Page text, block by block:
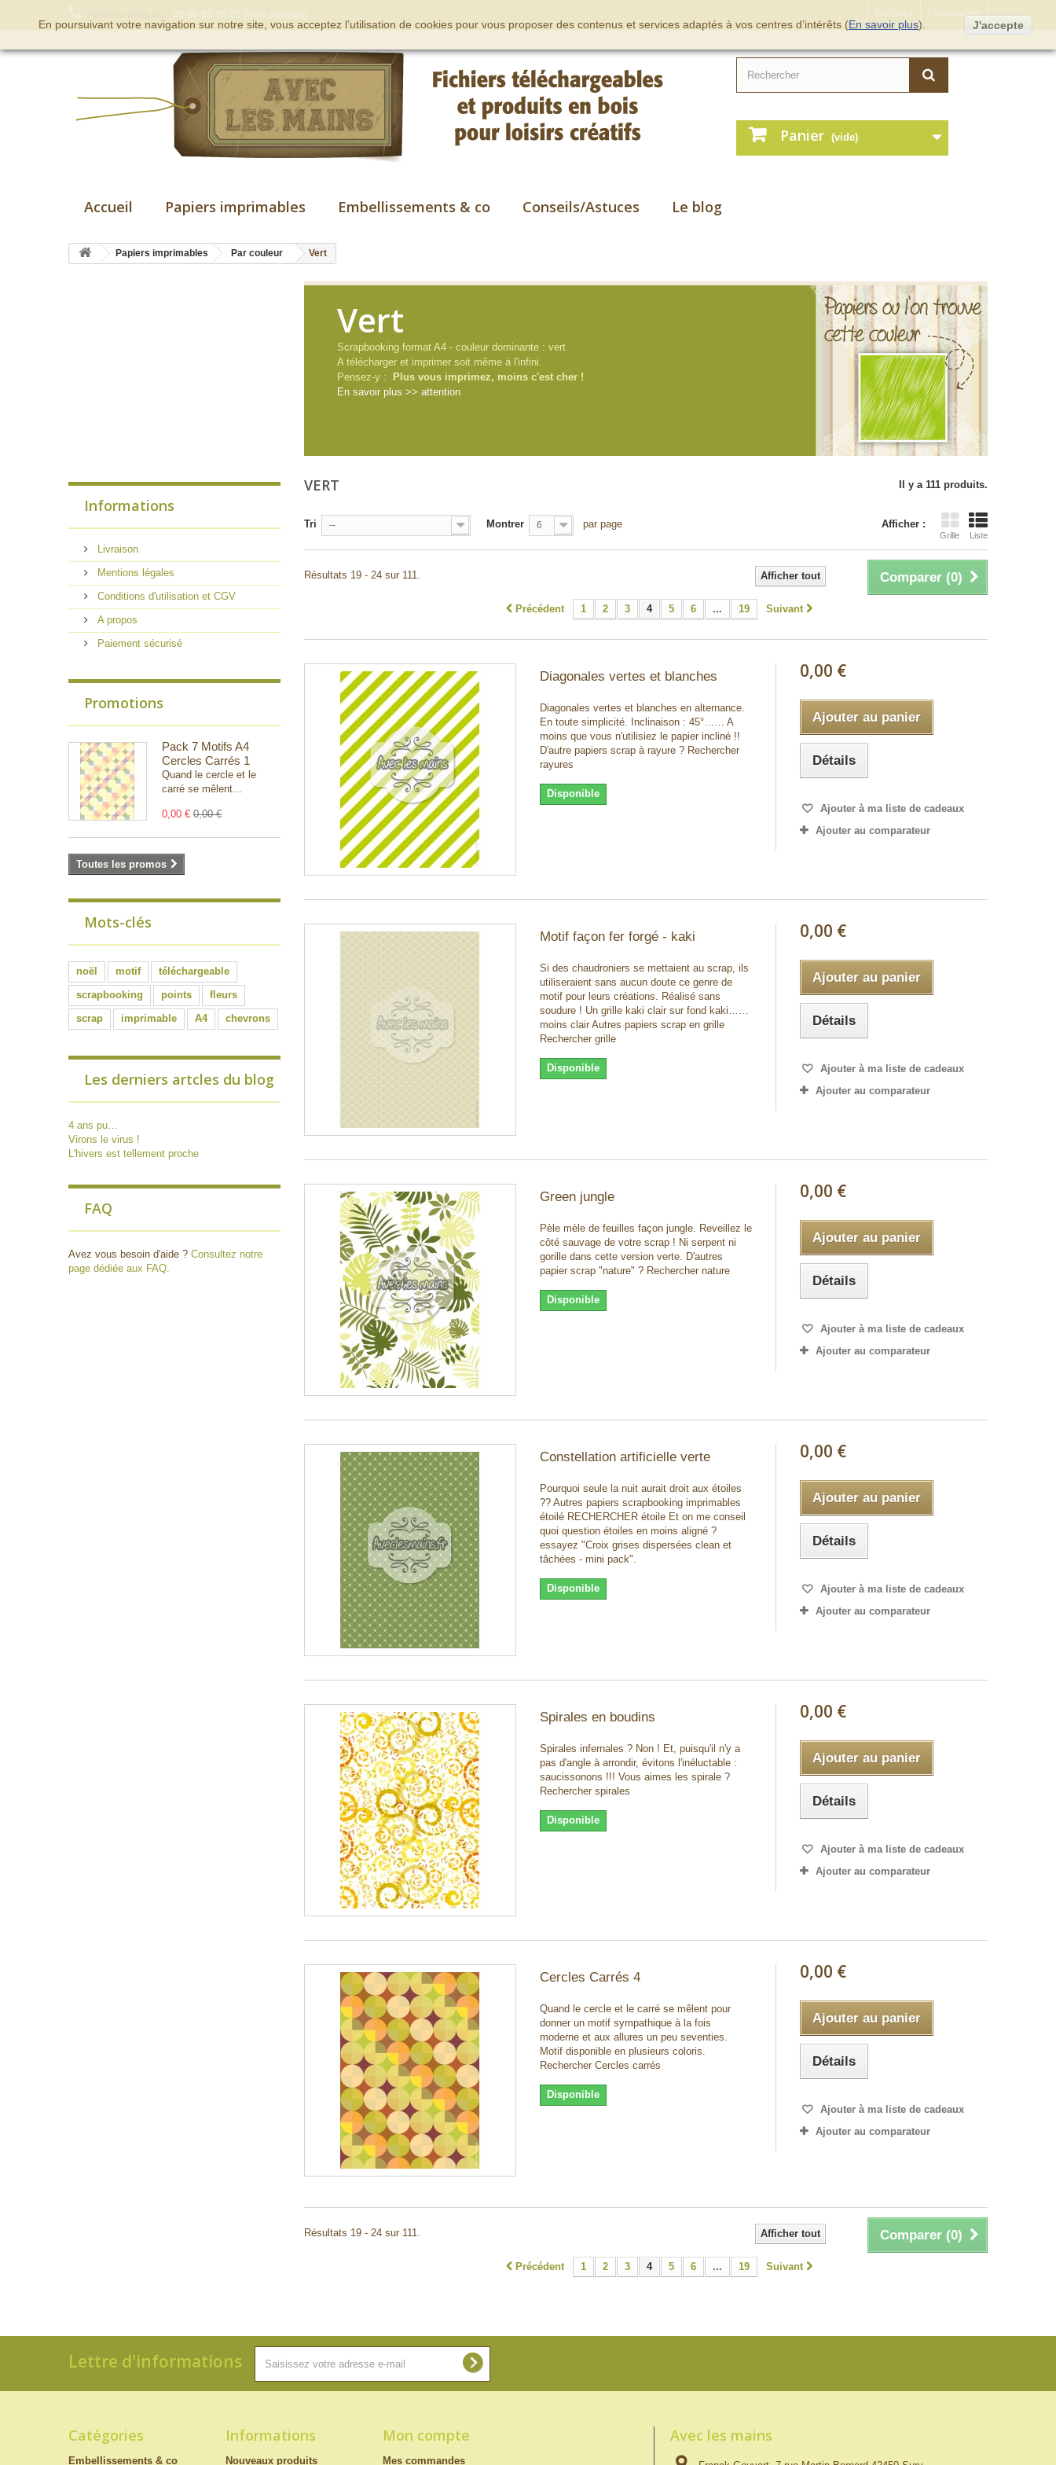
Connexion
Panier (vide)
Accueil Papiers imprimables Embellissements & co Conseils/Astuces Le blog
Papiers imprimables Par couleur Vert
Informations
Livraison
Mentions légales
Conditions d'utilisation et CGV
A propos
Paiement sécurisé
Promotions
Pack 7 Motifs A4
Cercles Carrés 1
Quand le cercle et le
carré se mêlent...
0,00 € 0,00 €
Toutes les promos
Mots-clés
noël motif
téléchargeable
scrapbooking
points
fleurs
scrap
imprimable A4 chevrons
Les derniers artcles du blog
4 ans pu…
Virons le virus !
L'hivers est tellement proche
FAQ
Avez vous besoin d'aide ? Consultez notre
page dédiée aux FAQ.
Vert
Scrapbooking format A4 - couleur dominante : vert
A télécharger et imprimer soit même à l'infini.
Pensez-y :
Plus vous imprimez, moins c'est cher !
En savoir plus >> attention
VERT Il y a 111 produits.
Afficher :
Grille Liste
Tri -- Montrer 6 par page
Comparer (0)
Afficher tout
Précédent 1 2 3 4 5 6 ... 19 Suivant
Résultats 19 - 24 sur 111.
Diagonales vertes et blanches
Diagonales vertes et blanches en alternance.
En toute simplicité. Inclinaison : 45°…… A
moins que vous n'utilisiez le papier incliné !!
D'autre papiers scrap à rayure ? Rechercher
rayures
Disponible
0,00 €
Ajouter au panier
Détails
Ajouter à ma liste de cadeaux
Ajouter au comparateur
Motif façon fer forgé - kaki
Si des chaudroniers se mettaient au scrap, ils
utiliseraient sans aucun doute ce genre de
motif pour leurs créations. Réalisé sans
soudure ! Un grille kaki clair sur fond kaki……
moins clair Autres papiers scrap en grille
Rechercher grille
Disponible
0,00 €
Ajouter au panier
Détails
Ajouter à ma liste de cadeaux
Ajouter au comparateur
Green jungle
Pèle mèle de feuilles façon jungle. Reveillez le
côté sauvage de votre scrap ! Ni serpent ni
gorille dans cette version verte. D'autres
papier scrap "nature" ? Rechercher nature
Disponible
0,00 €
Ajouter au panier
Détails
Ajouter à ma liste de cadeaux
Ajouter au comparateur
Constellation artificielle verte
Pourquoi seule la nuit aurait droit aux étoiles
?? Autres papiers scrapbooking imprimables
étoilé RECHERCHER étoile Et on me conseil
quoi question étoiles en moins aligné ?
essayez "Croix grises dispersées clean et
tâchées - mini pack".
Disponible
0,00 €
Ajouter au panier
Détails
Ajouter à ma liste de cadeaux
Ajouter au comparateur
Spirales en boudins
Spirales infernales ? Non ! Et, puisqu'il n'y a
pas d'angle à arrondir, évitons l'inéluctable :
saucissonons !!! Vous aimes les spirale ?
Rechercher spirales
Disponible
0,00 €
Ajouter au panier
Détails
Ajouter à ma liste de cadeaux
Ajouter au comparateur
Cercles Carrés 4
Quand le cercle et le carré se mêlent pour
donner un motif sympathique à la fois
moderne et aux allures un peu seventies.
Motif disponible en plusieurs coloris.
Rechercher Cercles carrés
Disponible
0,00 €
Ajouter au panier
Détails
Ajouter à ma liste de cadeaux
Ajouter au comparateur
Comparer (0)
Afficher tout
Précédent 1 2 3 4 5 6 ... 19 Suivant
Résultats 19 - 24 sur 111.
Lettre d'informations
Catégories
Embellissements & co
Informations
Nouveaux produits
Mon compte
Mes commandes
Avec les mains
En poursuivant votre navigation sur notre site, vous acceptez l’utilisation de cookies pour vous proposer des contenus et services adaptés à vos centres d’intérêts (En savoir plus). J'accepte